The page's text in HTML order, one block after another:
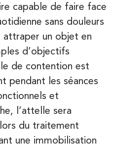
capable de faire face
sans douleurs
attraper un objet en
d’objectifs
de contention est
pendant les séances
et
l’attelle sera
du traitement
une immobilisation
Vanves
Vanves